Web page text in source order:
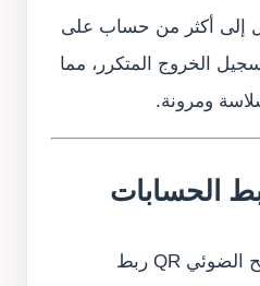
إلى أكثر من حساب على
الخروج المتكرر، مما
ومرونة.
يمكنك من خلال ميزة المسح الضوئي QR ربط